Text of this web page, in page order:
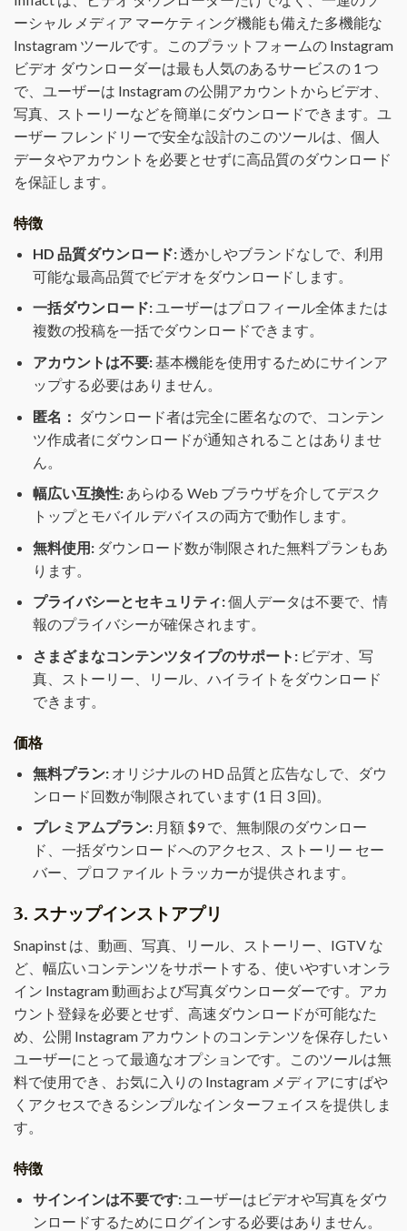
ーシャル メディア マーケティング機能も備えた多機能な
Instagram ツールです。このプラットフォームの Instagram
ビデオ ダウンローダーは最も人気のあるサービスの 1 つ
で、ユーザーは Instagram の公開アカウントからビデオ、
写真、ストーリーなどを簡単にダウンロードできます。ユ
ーザー フレンドリーで安全な設計のこのツールは、個人
データやアカウントを必要とせずに高品質のダウンロード
を保証します。
特徴
HD 品質ダウンロード:透かしやブランドなしで、利用
可能な最高品質でビデオをダウンロードします。
一括ダウンロード:ユーザーはプロフィール全体または
複数の投稿を一括でダウンロードできます。
アカウントは不要:基本機能を使用するためにサインア
ップする必要はありません。
匿名： ダウンロード者は完全に匿名なので、コンテン
ツ作成者にダウンロードが通知されることはありませ
ん。
幅広い互換性:あらゆる Web ブラウザを介してデスク
トップとモバイル デバイスの両方で動作します。
無料使用: ダウンロード数が制限された無料プランもあ
ります。
プライバシーとセキュリティ:個人データは不要で、情
報のプライバシーが確保されます。
さまざまなコンテンツタイプのサポート: ビデオ、写
真、ストーリー、リール、ハイライトをダウンロード
できます。
価格
無料プラン: オリジナルの HD 品質と広告なしで、ダウ
ンロード回数が制限されています (1 日 3 回)。
プレミアムプラン: 月額 $9 で、無制限のダウンロー
ド、一括ダウンロードへのアクセス、ストーリー セー
バー、プロファイル トラッカーが提供されます。
3. スナップインストアプリ
Snapinst は、動画、写真、リール、ストーリー、IGTV な
ど、幅広いコンテンツをサポートする、使いやすいオンラ
イン Instagram 動画および写真ダウンローダーです。アカ
ウント登録を必要とせず、高速ダウンロードが可能なた
め、公開 Instagram アカウントのコンテンツを保存したい
ユーザーにとって最適なオプションです。このツールは無
料で使用でき、お気に入りの Instagram メディアにすばや
くアクセスできるシンプルなインターフェイスを提供しま
す。
特徴
サインインは不要です: ユーザーはビデオや写真をダウ
ンロードするためにログインする必要はありません。